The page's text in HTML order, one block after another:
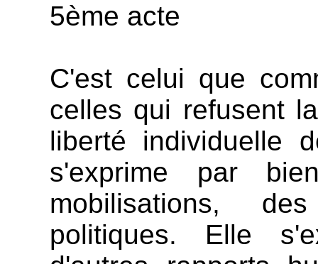
5ème acte
C'est celui que
celles qui refusent
liberté individuelle
s'exprime par
mobilisations,
politiques. Elle